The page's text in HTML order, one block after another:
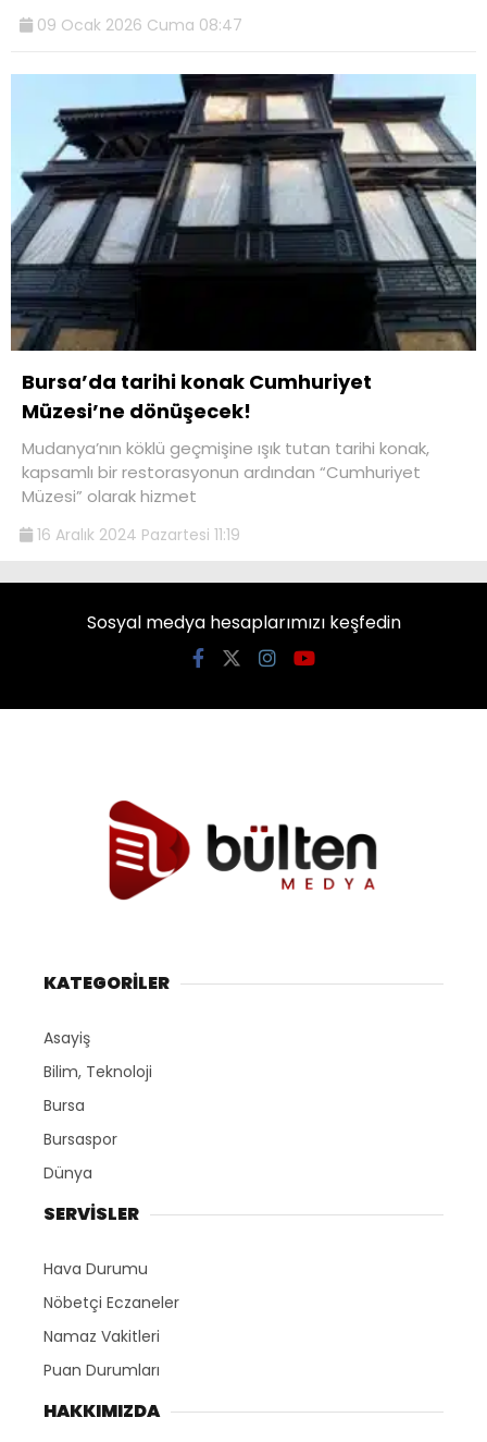
09 Ocak 2026 Cuma 08:47
Bursa’da tarihi konak Cumhuriyet
Müzesi’ne dönüşecek!
Mudanya’nın köklü geçmişine ışık tutan tarihi konak,
kapsamlı bir restorasyonun ardından “Cumhuriyet
Müzesi” olarak hizmet
16 Aralık 2024 Pazartesi 11:19
Sosyal medya hesaplarımızı keşfedin
KATEGORİLER
Asayiş
Bilim, Teknoloji
Bursa
Bursaspor
Dünya
SERVİSLER
Hava Durumu
Nöbetçi Eczaneler
Namaz Vakitleri
Puan Durumları
HAKKIMIZDA